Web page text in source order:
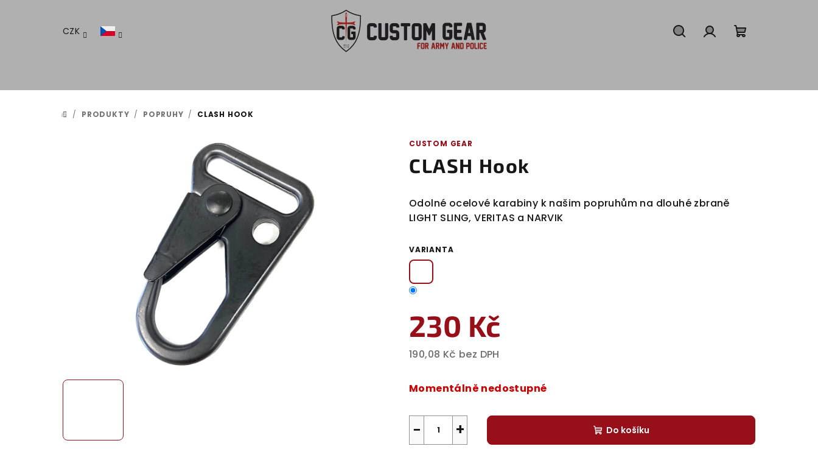
CZK
DOMŮ
/ PRODUKTY / POPRUHY / CLASH HOOK
CUSTOM GEAR
CLASH Hook
Odolné ocelové karabiny k našim popruhům na dlouhé zbraně
LIGHT SLING, VERITAS a NARVIK
VARIANTA
230 Kč
190,08 Kč bez DPH
cena:
Momentálně nedostupné
+
− Do košíku